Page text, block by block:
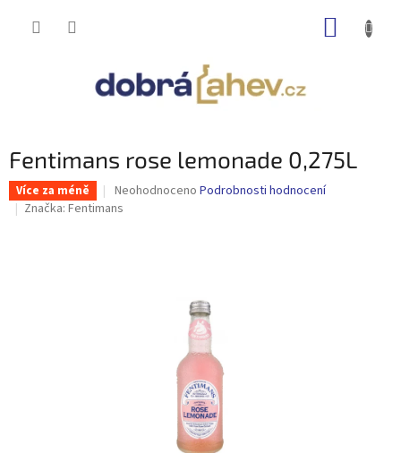
Fentimans rose lemonade 0,275L
Více za méně
Průměrné
hodnocení
Neohodnoceno Podrobnosti hodnocení
Značka: Fentimans